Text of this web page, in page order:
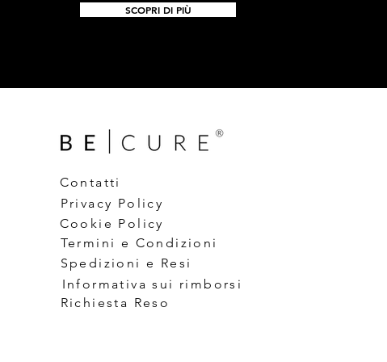
SCOPRI DI PIÙ
Contatti
Privacy Policy
Cookie Policy
Termini e Condizioni
Spedizioni e Resi
Informativa sui rimborsi
Richiesta Reso